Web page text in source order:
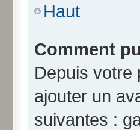
Haut
Comment
Depuis votre
ajouter un
suivantes :